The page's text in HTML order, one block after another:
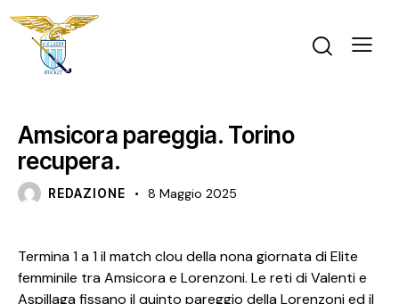
Amsicora pareggia. Torino
recupera.
REDAZIONE 8 Maggio 2025
Termina 1 a 1 il match clou della nona giornata di Elite
femminile tra Amsicora e Lorenzoni. Le reti di Valenti e
Aspillaga fissano il quinto pareggio della Lorenzoni ed il